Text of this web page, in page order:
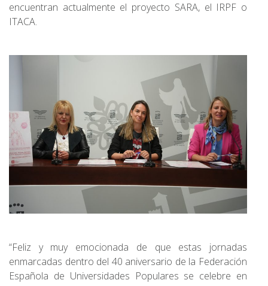
encuentran actualmente el proyecto SARA, el IRPF o
ITACA.
“Feliz y muy emocionada de que estas jornadas
enmarcadas dentro del 40 aniversario de la Federación
Española de Universidades Populares se celebre en